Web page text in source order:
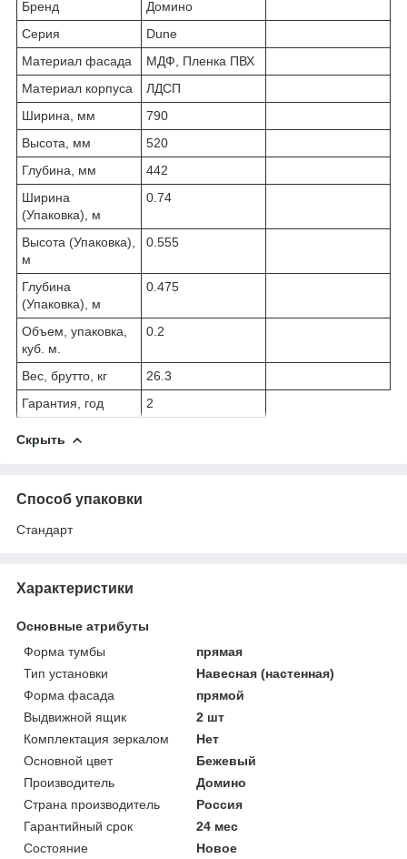
Бренд
Домино
Серия
Dune
Материал фасада
МДФ, Пленка ПВХ
Материал корпуса
ЛДСП
Ширина, мм
790
Высота, мм
520
Глубина, мм
442
Ширина
(Упаковка), м
0.74
Высота (Упаковка),
м
0.555
Глубина
(Упаковка), м
0.475
Объем, упаковка,
куб. м.
0.2
Вес, брутто, кг
26.3
Гарантия, год
2
Скрыть
Способ упаковки
Стандарт
Характеристики
Основные атрибуты
Форма тумбы
прямая
Тип установки
Навесная (настенная)
Форма фасада
прямой
Выдвижной ящик
2 шт
Комплектация зеркалом
Нет
Основной цвет
Бежевый
Производитель
Домино
Страна производитель
Россия
Гарантийный срок
24 мес
Состояние
Новое